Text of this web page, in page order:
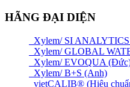
HÃNG ĐẠI DIỆN
Xylem/ SI
Xylem/ GLOBAL
Xylem/ EVOQUA
Xylem/ B+S (Anh)
vietCALIB® (Hiệu